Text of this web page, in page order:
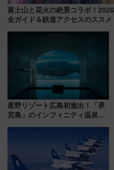
富士山と花火の絶景コラボ！
全ガイド＆鉄道アクセスのススメ
星野リゾート広島初進出！「界
宮島」のインフィニティ温泉と